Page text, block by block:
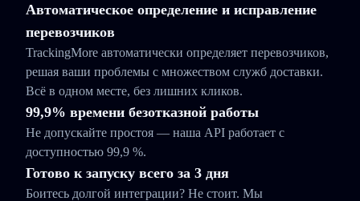
Автоматическое определение и исправление
перевозчиков
TrackingMore автоматически определяет перевозчиков,
решая ваши проблемы с множеством служб доставки.
Всё в одном месте, без лишних кликов.
99,9% времени безотказной работы
Не допускайте простоя — наша API работает с
доступностью 99,9 %.
Готово к запуску всего за 3 дня
Боитесь долгой интеграции? Не стоит. Мы